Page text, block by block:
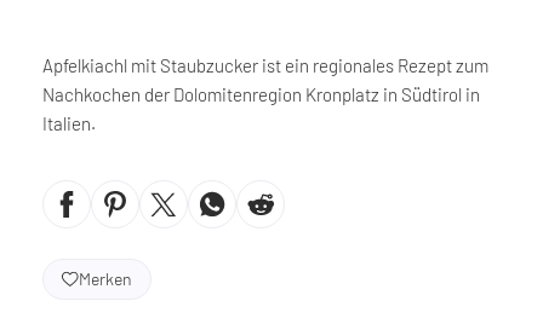
Apfelkiachl mit Staubzucker ist ein regionales Rezept zum
Nachkochen der Dolomitenregion Kronplatz in Südtirol in
Italien.
Merken